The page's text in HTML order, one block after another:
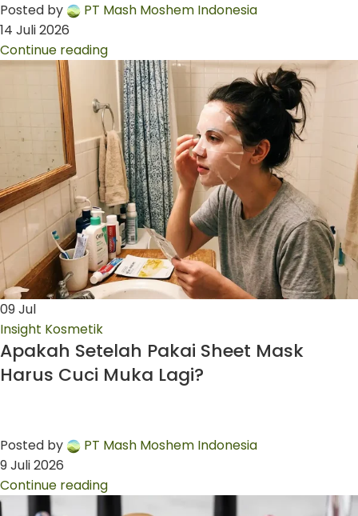
Posted by
PT Mash Moshem Indonesia
14 Juli 2026
Continue reading
09Jul
Insight Kosmetik
Apakah Setelah Pakai Sheet Mask
Harus Cuci Muka Lagi?
Posted by
PT Mash Moshem Indonesia
9 Juli 2026
Continue reading